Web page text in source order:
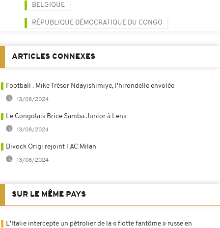
BELGIQUE
RÉPUBLIQUE DÉMOCRATIQUE DU CONGO
ARTICLES CONNEXES
Football : Mike Trésor Ndayishimiye, l'hirondelle envolée
13/08/2024
Le Congolais Brice Samba Junior à Lens
13/08/2024
Divock Origi rejoint l'AC Milan
13/08/2024
SUR LE MÊME PAYS
L'Italie intercepte un pétrolier de la « flotte fantôme » russe en